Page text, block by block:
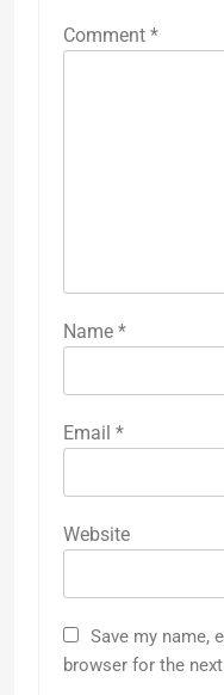
Comment *
Name *
Email *
Website
Save my name,
browser for the